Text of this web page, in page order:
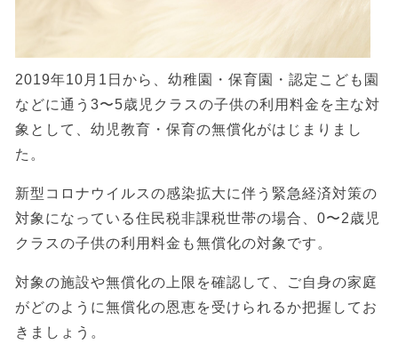
2019年10月1日から、幼稚園・保育園・認定こども園
などに通う3〜5歳児クラスの子供の利用料金を主な対
象として、幼児教育・保育の無償化がはじまりまし
た。
新型コロナウイルスの感染拡大に伴う緊急経済対策の
対象になっている住民税非課税世帯の場合、0〜2歳児
クラスの子供の利用料金も無償化の対象です。
対象の施設や無償化の上限を確認して、ご自身の家庭
がどのように無償化の恩恵を受けられるか把握してお
きましょう。